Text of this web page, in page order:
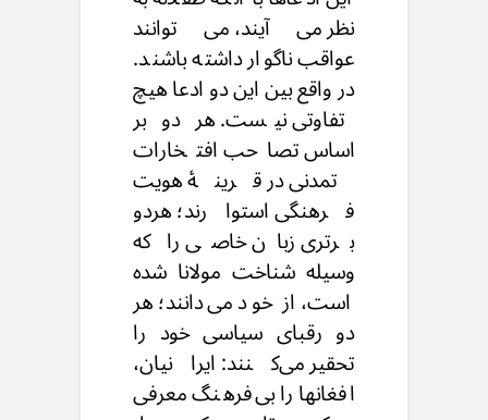
نظر می‌‌آیند، می‌توانند
عواقب ناگوار داشته باشند.
در واقع بین این دو ادعا هیچ
تفاوتی نیست. هر دو بر
اساس تصاحب افتخارات
تمدنی در قرینهٔ هویت
فرهنگی استوار‌ند؛ هردو
برتری زبان خاصی را که
وسیله شناخت مولانا شده
است، از خود می‌دانند؛ هر
دو رقبای سیاسی خود را
تحقیر می‌کنند: ایرانیان،
افغانها را بی‌فرهنگ معرفی